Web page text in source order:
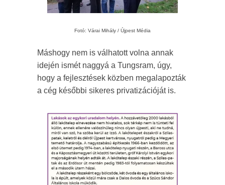
Fotó: Várai Mihály / Újpest Média
Máshogy nem is válhatott volna annak
idején ismét naggyá a Tungsram, úgy,
hogy a fejlesztések közben megalapozták
a cég későbbi sikeres privatizációját is.